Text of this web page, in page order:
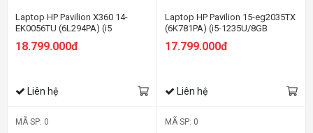
Laptop HP Pavilion X360 14-
EK0056TU (6L294PA) (i5
FHD Cảm ứng/Bút/Win11/Vàng)
18.799.000đ
Liên hệ
Laptop HP Pavilion 15-eg2035TX
(6K781PA) (i5-1235U/8GB
FHD/MX550 2Gb/Win11/Vàng)
17.799.000đ
Liên hệ
MÃ SP: 0 MÃ SP: 0